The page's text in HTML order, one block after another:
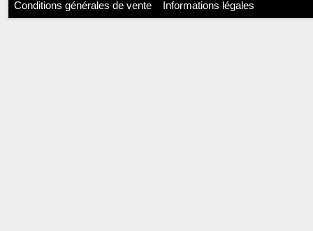
Conditions générales de vente Informations légales